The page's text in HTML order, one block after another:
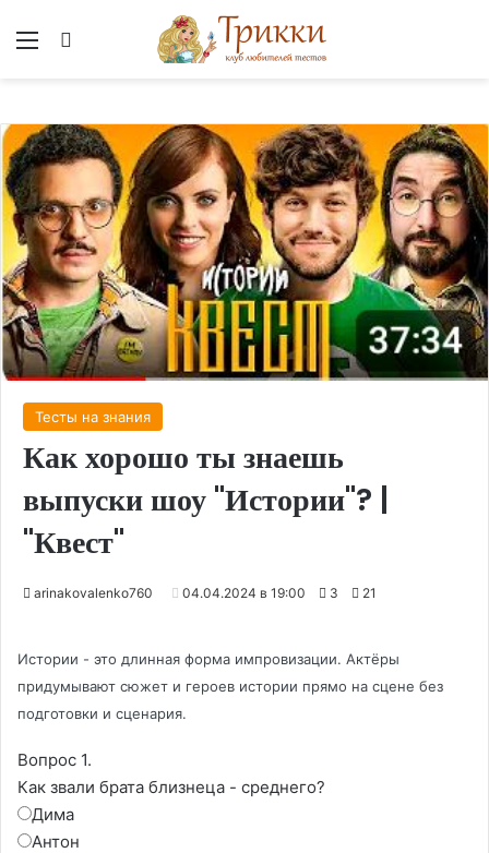
Меню
Тесты на знания
Как хорошо ты знаешь
выпуски шоу "Истории"? |
"Квест"
arinakovalenko760 04.04.2024 в 19:00 3 21
Истории - это длинная форма импровизации. Актёры
придумывают сюжет и героев истории прямо на сцене без
подготовки и сценария.
Вопрос 1.
Как звали брата близнеца - среднего?
Дима
Антон